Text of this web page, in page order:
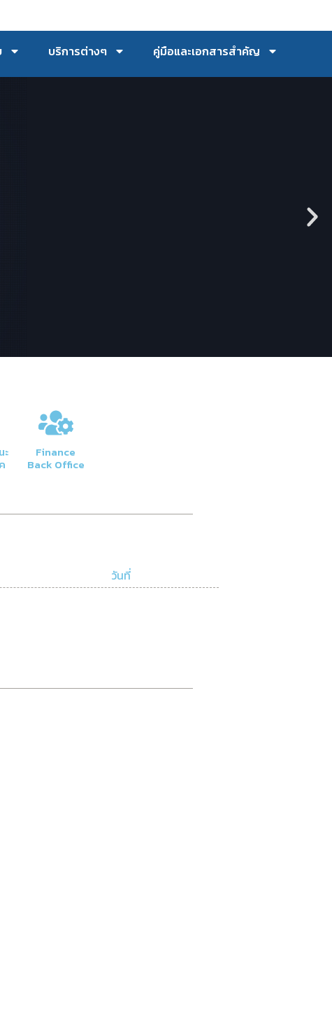
บริการต่างๆ คู่มือและเอกสารสำคัญ
Finance
Back Office
วันที่